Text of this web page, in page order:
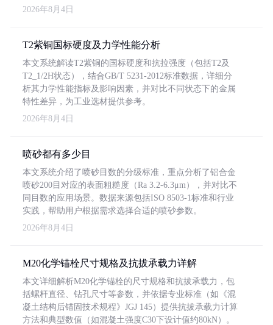
2026年8月4日
T2紫铜国标硬度及力学性能分析
本文系统解读T2紫铜的国标硬度和抗拉强度（包括T2及
T2_1/2H状态），结合GB/T 5231-2012标准数据，详细分
析其力学性能指标及影响因素，并对比不同状态下的金属
特性差异，为工业选材提供参考。
2026年8月4日
喷砂都有多少目
本文系统介绍了喷砂目数的分级标准，重点分析了铝合金
喷砂200目对应的表面粗糙度（Ra 3.2-6.3μm），并对比不
同目数的应用场景。数据来源包括ISO 8503-1标准和行业
实践，帮助用户根据需求选择合适的喷砂参数。
2026年8月4日
M20化学锚栓尺寸规格及抗拔承载力详解
本文详细解析M20化学锚栓的尺寸规格和抗拔承载力，包
括螺杆直径、钻孔尺寸等参数，并依据专业标准（如《混
凝土结构后锚固技术规程》JGJ 145）提供抗拔承载力计算
方法和典型数值（如混凝土强度C30下设计值约80kN）。